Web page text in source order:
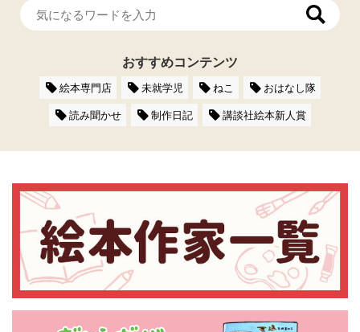
おすすめコンテンツ
絵本専門店 未就学児 ねこ
おはなし隊
読み聞かせ
制作日記 講談社絵本新人賞